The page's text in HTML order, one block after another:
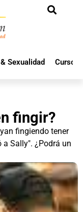
Sexualidad Cursos
fingir?
fingiendo tener
a Sally". ¿Podrá un